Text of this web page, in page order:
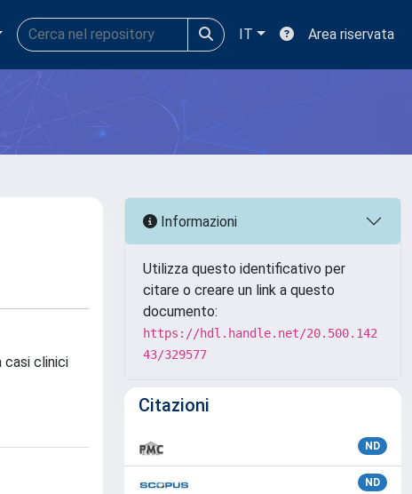
IT Area riservata
casi clinici
Informazioni
Utilizza questo identificativo per
citare o creare un link a questo
documento:
https://hdl.handle.net/20.500.142
43/329577
Citazioni
ND
ND